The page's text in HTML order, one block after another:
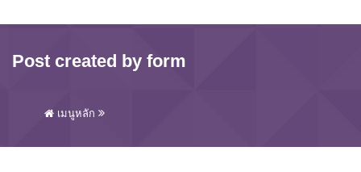
Post created by form
เมนูหลัก